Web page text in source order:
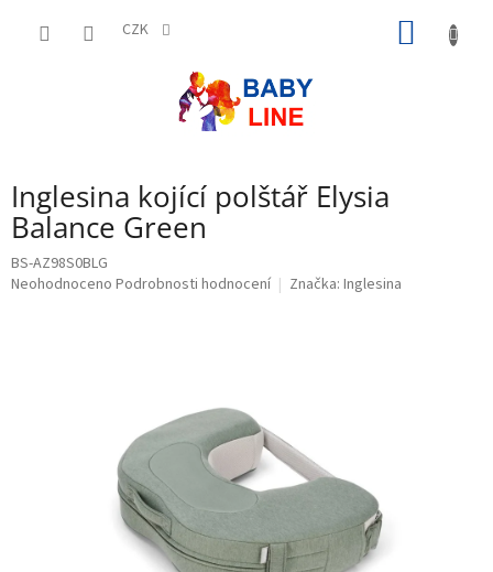
CZK
Inglesina kojící polštář Elysia
Balance Green
BS-AZ98S0BLG
Průměrné
Neohodnoceno Podrobnosti hodnocení Značka: Inglesina